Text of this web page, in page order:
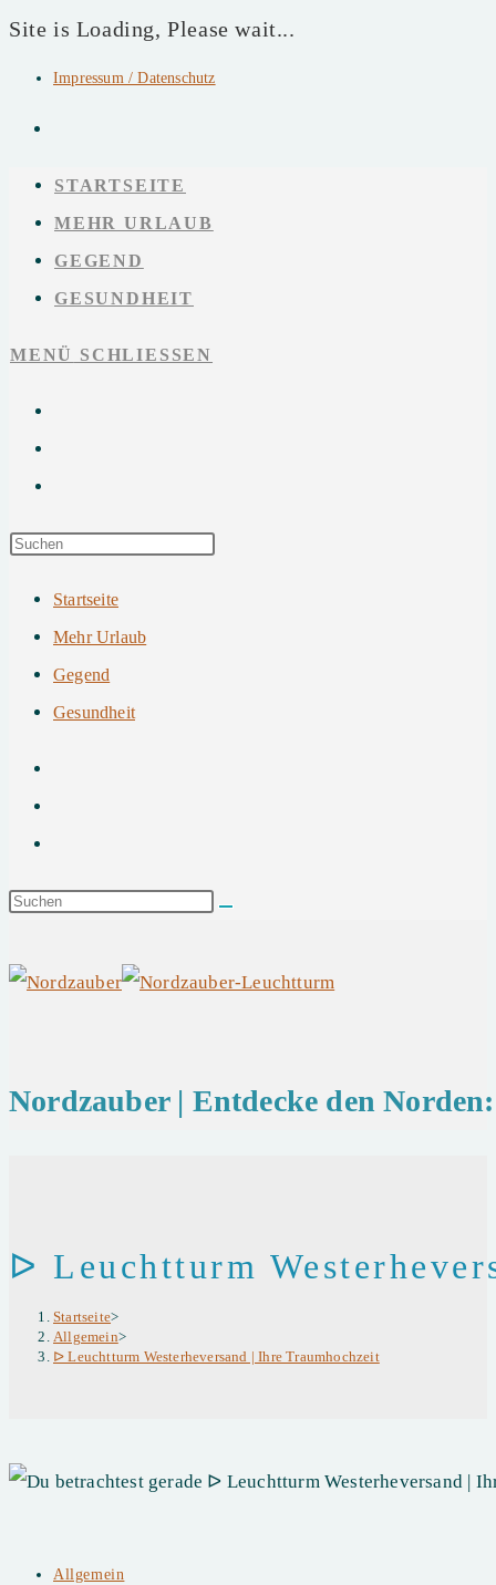
Site is Loading, Please wait...
Zum
Impressum / Datenschutz
STARTSEITE
MEHR URLAUB
GEGEND
GESUNDHEIT
MENÜ SCHLIESSEN
Startseite
Mehr Urlaub
Gegend
Gesundheit
Nordzauber | Entdecke den
ᐅ Leuchtturm
Startseite>
Allgemein>
ᐅ Leuchtturm Westerheversand | Ihre Traumhochzeit
Beitrags-
Allgemein